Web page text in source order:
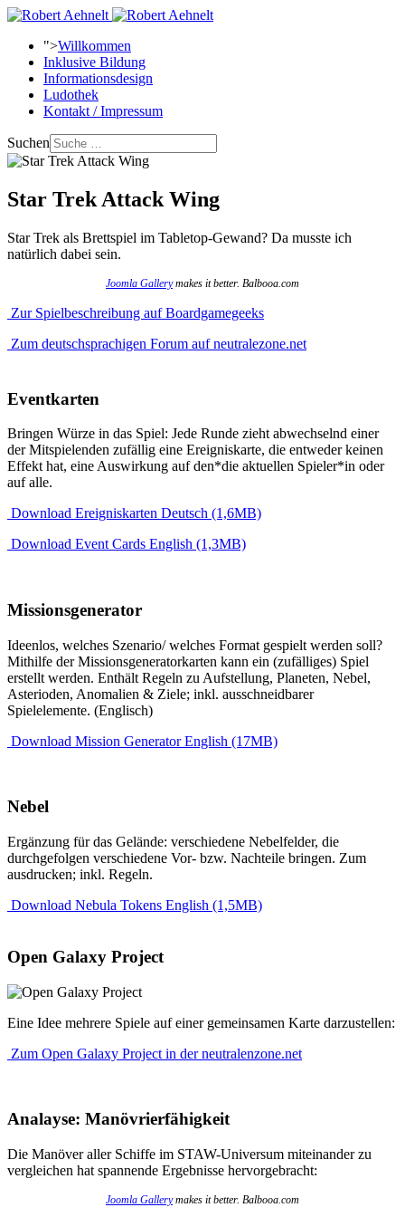
">Willkommen
Inklusive Bildung
Informationsdesign
Ludothek
Kontakt / Impressum
Suchen
Star Trek Attack Wing
Star Trek als Brettspiel im Tabletop-Gewand? Da musste ich
natürlich dabei sein.
Joomla Gallerymakes it better. Balbooa.com
Zur Spielbeschreibung auf Boardgamegeeks
Zum deutschsprachigen Forum auf neutralezone.net
Eventkarten
Bringen Würze in das Spiel: Jede Runde zieht abwechselnd einer
der Mitspielenden zufällig eine Ereigniskarte, die entweder keinen
Effekt hat, eine Auswirkung auf den*die aktuellen Spieler*in oder
auf alle.
Download Ereigniskarten Deutsch (1,6MB)
Download Event Cards English (1,3MB)
Missionsgenerator
Ideenlos, welches Szenario/ welches Format gespielt werden soll?
Mithilfe der Missionsgeneratorkarten kann ein (zufälliges) Spiel
erstellt werden. Enthält Regeln zu Aufstellung, Planeten, Nebel,
Asterioden, Anomalien & Ziele; inkl. ausschneidbarer
Spielelemente. (Englisch)
Download Mission Generator English (17MB)
Nebel
Ergänzung für das Gelände: verschiedene Nebelfelder, die
durchgefolgen verschiedene Vor- bzw. Nachteile bringen. Zum
ausdrucken; inkl. Regeln.
Download Nebula Tokens English (1,5MB)
Open Galaxy Project
Eine Idee mehrere Spiele auf einer gemeinsamen Karte darzustellen:
Zum Open Galaxy Project in der neutralenzone.net
Analayse: Manövrierfähigkeit
Die Manöver aller Schiffe im STAW-Universum miteinander zu
vergleichen hat spannende Ergebnisse hervorgebracht:
Joomla Gallerymakes it better. Balbooa.com